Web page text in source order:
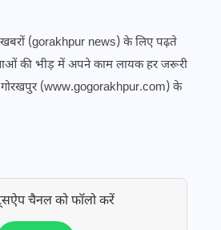
(gorakhpur news) के लिए पढ़ते
की भीड़ में अपने काम लायक हर जरूरी
गोरखपुर (www.gogorakhpur.com) के
चैनल को फॉलो करें